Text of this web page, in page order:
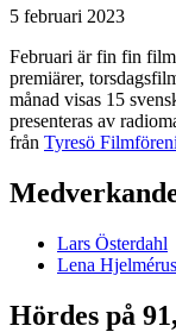
5 februari 2023
Februari är fin fin
premiärer,
månad visas 15
presenteras av
från Tyresö
Lars Österdahl
Lena Hjelmérus
Hördes på